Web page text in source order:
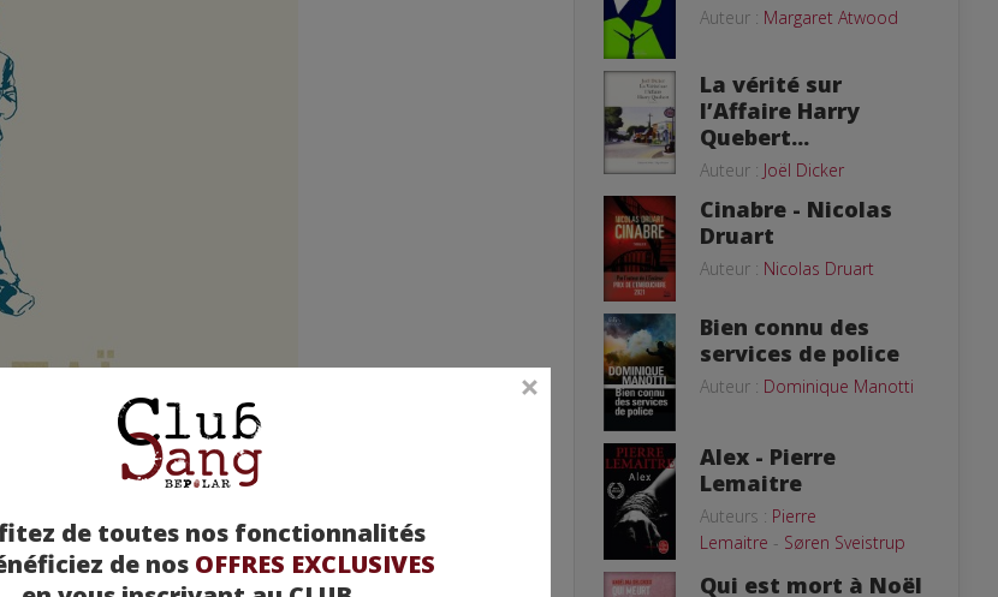
de toutes nos fonctionnalités
de nos OFFRES EXCLUSIVES
Auteur : Margaret Atwood
La vérité sur
l’Affaire Harry
Quebert...
Auteur : Joël Dicker
Cinabre - Nicolas
Druart
Auteur : Nicolas Druart
Bien connu des
services de police
Auteur : Dominique Manotti
Alex - Pierre
Lemaitre
Auteurs : Pierre
Lemaitre - Søren Sveistrup
Qui est mort à Noël